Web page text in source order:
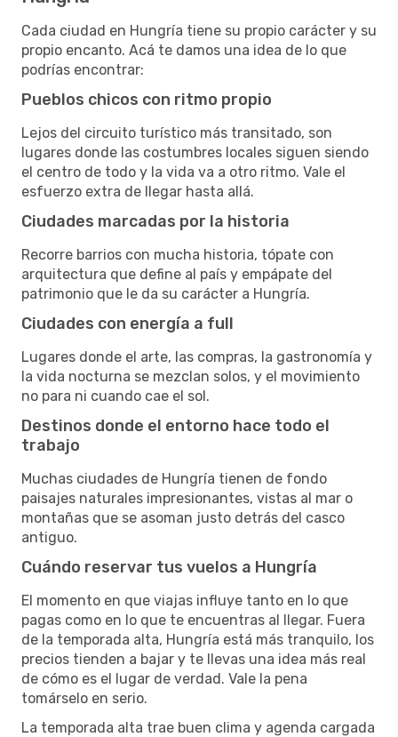
Cada ciudad en Hungría tiene su propio carácter y su
propio encanto. Acá te damos una idea de lo que
podrías encontrar:
Pueblos chicos con ritmo propio
Lejos del circuito turístico más transitado, son
lugares donde las costumbres locales siguen siendo
el centro de todo y la vida va a otro ritmo. Vale el
esfuerzo extra de llegar hasta allá.
Ciudades marcadas por la historia
Recorre barrios con mucha historia, tópate con
arquitectura que define al país y empápate del
patrimonio que le da su carácter a Hungría.
Ciudades con energía a full
Lugares donde el arte, las compras, la gastronomía y
la vida nocturna se mezclan solos, y el movimiento
no para ni cuando cae el sol.
Destinos donde el entorno hace todo el
trabajo
Muchas ciudades de Hungría tienen de fondo
paisajes naturales impresionantes, vistas al mar o
montañas que se asoman justo detrás del casco
antiguo.
Cuándo reservar tus vuelos a Hungría
El momento en que viajas influye tanto en lo que
pagas como en lo que te encuentras al llegar. Fuera
de la temporada alta, Hungría está más tranquilo, los
precios tienden a bajar y te llevas una idea más real
de cómo es el lugar de verdad. Vale la pena
tomárselo en serio.
La temporada alta trae buen clima y agenda cargada